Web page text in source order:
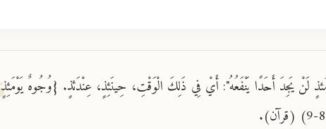
لَنْ يَجِدَ أَحَدًا يَنْفَعُهُ": أَيْ فِي ذَلِكَ الْوَقْتِ، حِينَئِذٍ، عِنْدَئذٍ. {وُجُوهٌ يَوْمَئِذٍ